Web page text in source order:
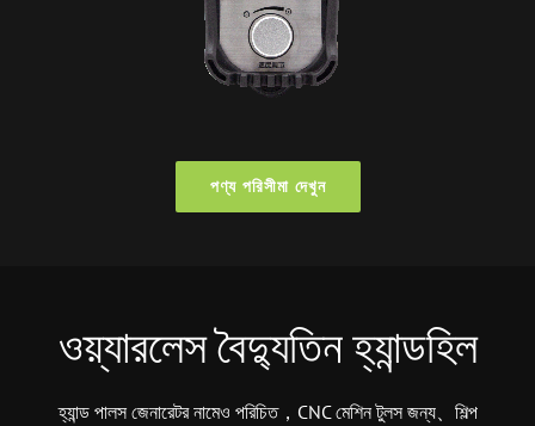
পণ্য পরিসীমা দেখুন
ওয়্যারলেস বৈদ্যুতিন হ্যান্ডহিল
হ্যান্ড পালস জেনারেটর নামেও পরিচিত，CNC মেশিন টুলস জন্য、শিল্প